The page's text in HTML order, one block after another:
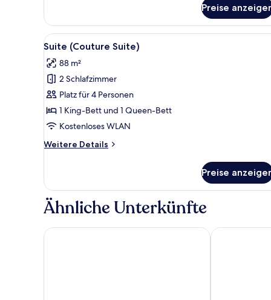
Preise
Alle
Fotos
für
Suite
(Couture
Suite)
anzeigen
Ein modernes Wohnzimmer
8
Suite (Couture Suite)
88 m²
2 Schlafzimmer
Platz für 4 Personen
1 King-Bett und 1 Queen-Bett
Kostenloses WLAN
Weitere Details
Weitere
(Couture
Suite)
Preise
Ähnliche Unterkünfte
Hotel Edison Times Square Millennium